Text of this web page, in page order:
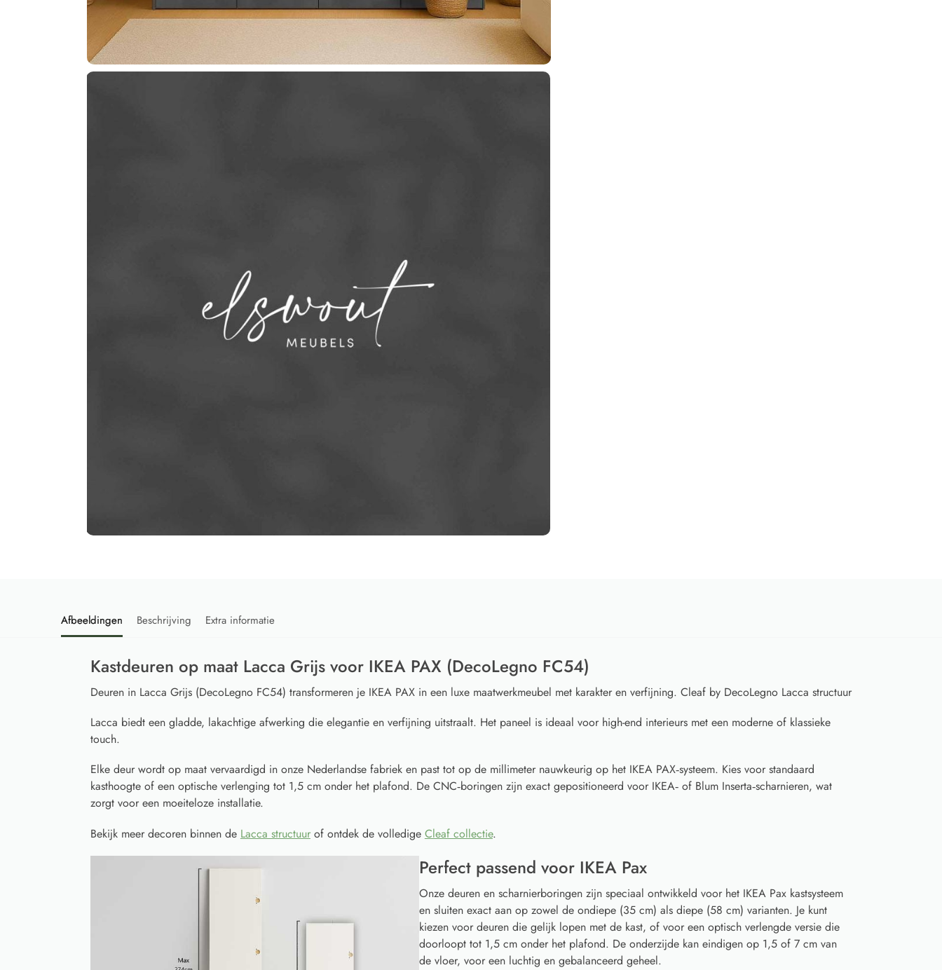
Afbeeldingen Beschrijving Extra informatie
Kastdeuren op maat Lacca Grijs voor IKEA PAX (DecoLegno FC54)
Deuren in Lacca Grijs (DecoLegno FC54) transformeren je IKEA PAX in een luxe maatwerkmeubel met karakter en verfijning. Cleaf by DecoLegno Lacca structuur
Lacca biedt een gladde, lakachtige afwerking die elegantie en verfijning uitstraalt. Het paneel is ideaal voor high-end interieurs met een moderne of klassieke
touch.
Elke deur wordt op maat vervaardigd in onze Nederlandse fabriek en past tot op de millimeter nauwkeurig op het IKEA PAX‑systeem. Kies voor standaard
kasthoogte of een optische verlenging tot 1,5 cm onder het plafond. De CNC‑boringen zijn exact gepositioneerd voor IKEA‑ of Blum Inserta‑scharnieren, wat
zorgt voor een moeiteloze installatie.
Bekijk meer decoren binnen de Lacca structuurof ontdek de volledige Cleaf collectie.
Perfect passend voor IKEA Pax
Onze deuren en scharnierboringen zijn speciaal ontwikkeld voor het IKEA Pax kastsysteem
en sluiten exact aan op zowel de ondiepe (35 cm) als diepe (58 cm) varianten. Je kunt
kiezen voor deuren die gelijk lopen met de kast, of voor een optisch verlengde versie die
doorloopt tot 1,5 cm onder het plafond. De onderzijde kan eindigen op 1,5 of 7 cm van
de vloer, voor een luchtig en gebalanceerd geheel.